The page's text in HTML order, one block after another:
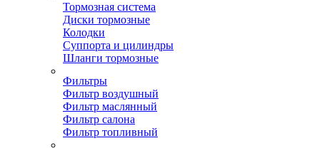
Тормозная система
Диски тормозные
Колодки
Суппорта и цилиндры
Шланги тормозные
Фильтры
Фильтр воздушный
Фильтр маслянный
Фильтр салона
Фильтр топливный